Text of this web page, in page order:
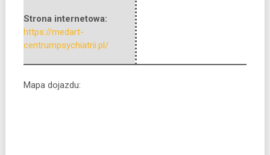
Strona internetowa:
https://medart-
centrumpsychiatrii.pl/
Mapa dojazdu: